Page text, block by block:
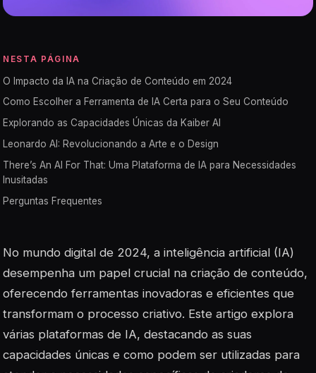
NESTA PÁGINA
O Impacto da IA na Criação de Conteúdo em 2024
Como Escolher a Ferramenta de IA Certa para o Seu Conteúdo
Explorando as Capacidades Únicas da Kaiber AI
Leonardo AI: Revolucionando a Arte e o Design
There’s An AI For That: Uma Plataforma de IA para Necessidades
Inusitadas
Perguntas Frequentes
No mundo digital de 2024, a inteligência artificial (IA)
desempenha um papel crucial na criação de conteúdo,
oferecendo ferramentas inovadoras e eficientes que
transformam o processo criativo. Este artigo explora
várias plataformas de IA, destacando as suas
capacidades únicas e como podem ser utilizadas para